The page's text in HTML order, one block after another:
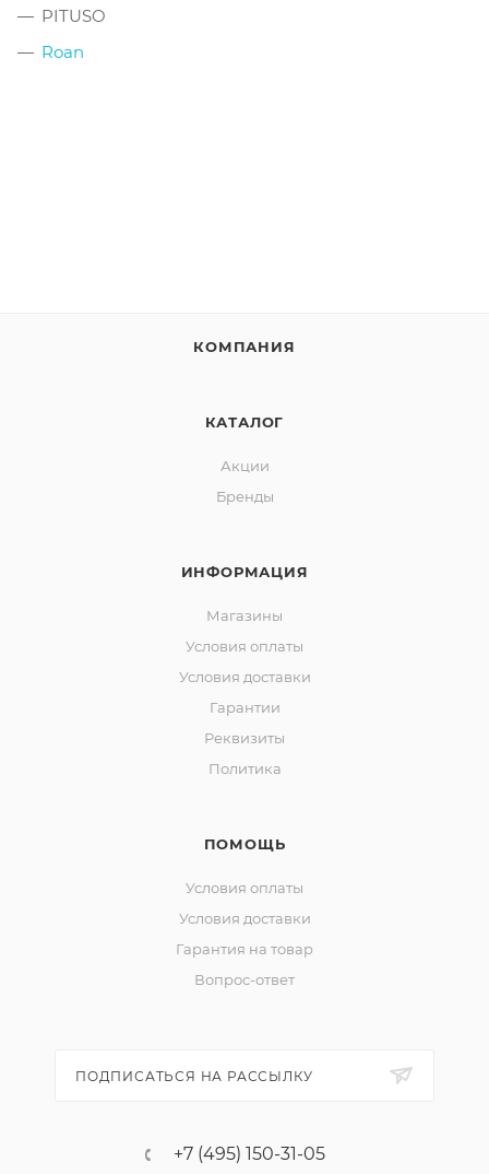
PITUSO
Roan
КОМПАНИЯ
КАТАЛОГ
Акции
Бренды
ИНФОРМАЦИЯ
Магазины
Условия оплаты
Условия доставки
Гарантии
Реквизиты
Политика
ПОМОЩЬ
Условия оплаты
Условия доставки
Гарантия на товар
Вопрос-ответ
ПОДПИСАТЬСЯ НА РАССЫЛКУ
+7 (495) 150-31-05